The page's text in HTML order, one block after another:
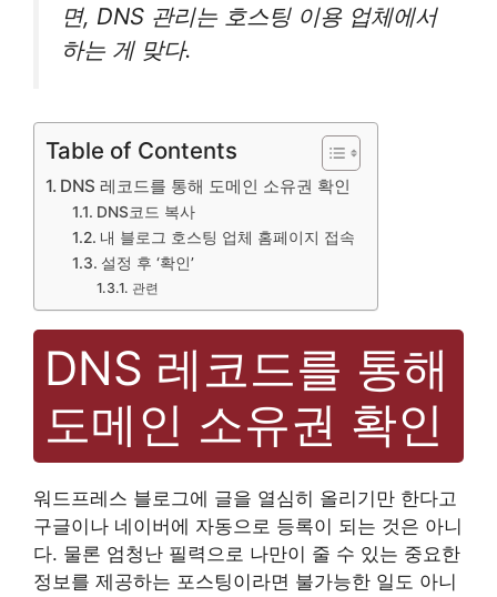
면, DNS 관리는 호스팅 이용 업체에서
하는 게 맞다.
Table of Contents
DNS 레코드를 통해 도메인 소유권 확인
DNS코드 복사
내 블로그 호스팅 업체 홈페이지 접속
설정 후 ‘확인’
관련
DNS 레코드를 통해
도메인 소유권 확인
워드프레스 블로그에 글을 열심히 올리기만 한다고
구글이나 네이버에 자동으로 등록이 되는 것은 아니
다. 물론 엄청난 필력으로 나만이 줄 수 있는 중요한
정보를 제공하는 포스팅이라면 불가능한 일도 아니